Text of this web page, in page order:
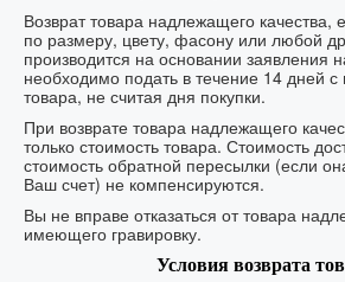
Возврат товара надлежащего качества,
по размеру, цвету, фасону или любой
производится на основании заявления
необходимо подать в течение 14 дней с
товара, не считая дня покупки.
При возврате товара надлежащего
только стоимость товара. Стоимость
стоимость обратной пересылки (если
Ваш счет) не компенсируются.
Вы не вправе отказаться от товара
имеющего гравировку.
Условия возврата